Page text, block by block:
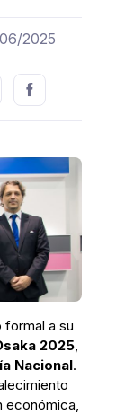
2025
formal a su
2025,
Nacional.
económica,